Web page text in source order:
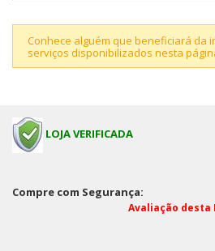
Conhece alguém que beneficiará da
serviços disponibilizados nesta
LOJA VERIFICADA
Compre com Segurança:
Avaliação desta